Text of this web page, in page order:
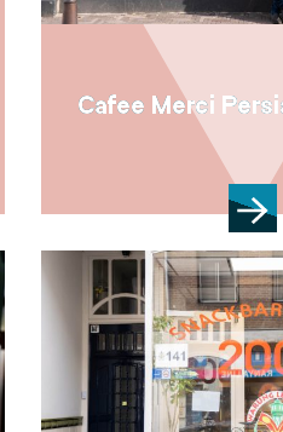
Cafee Merci